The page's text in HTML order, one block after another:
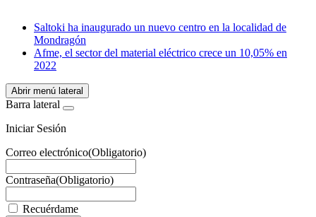
WhatsApp
Saltoki ha inaugurado un nuevo centro en la localidad de
Mondragón
Afme, el sector del material eléctrico crece un 10,05% en
2022
Abrir menú lateral
Barra lateral
Iniciar Sesión
Correo electrónico(Obligatorio)
Contraseña(Obligatorio)
Recuérdame